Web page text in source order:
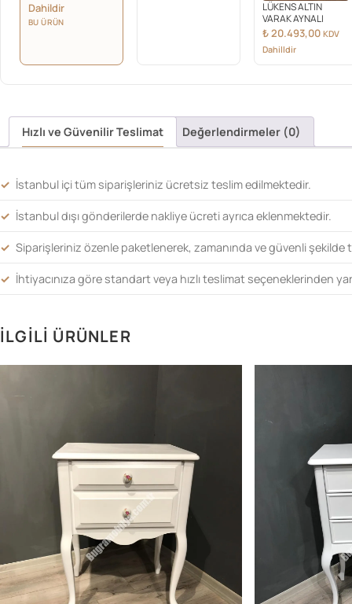
Dahildir
BU ÜRÜN
LÜKENS ALTIN
VARAK AYNALI
₺20.493,00 KDV
Dahilldir
Hızlı ve Güvenilir Teslimat Değerlendirmeler (0)
İstanbul içi tüm siparişleriniz ücretsiz teslim edilmektedir.
İstanbul dışı gönderilerde nakliye ücreti ayrıca eklenmektedir.
Siparişleriniz özenle paketlenerek, zamanında ve güvenli şekilde
İhtiyacınıza göre standart veya hızlı teslimat seçeneklerinden
İLGILI ÜRÜNLER